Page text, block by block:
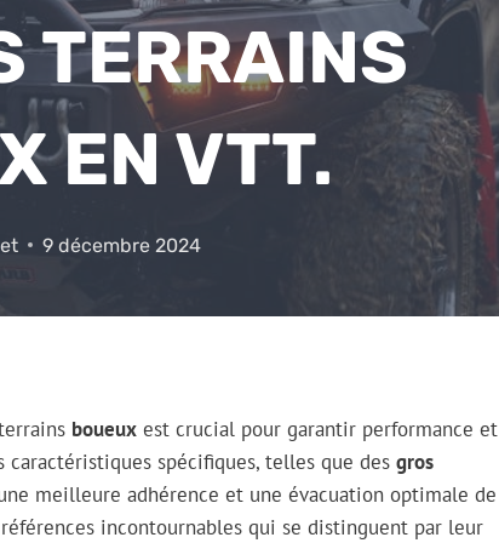
TERRAINS
EN VTT.
9 décembre 2024
boueux est crucial pour garantir performance et
caractéristiques spécifiques, telles que des gros
meilleure adhérence et une évacuation optimale
incontournables qui se distinguent par leur